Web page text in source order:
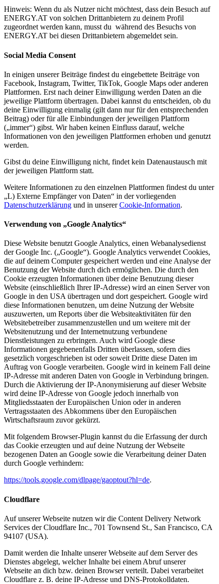
Hinweis: Wenn du als Nutzer nicht möchtest, dass dein Besuch auf
ENERGY.AT von solchen Drittanbietern zu deinem Profil
zugeordnet werden kann, musst du während des Besuchs von
ENERGY.AT bei diesen Drittanbietern abgemeldet sein.
Social Media Consent
In einigen unserer Beiträge findest du eingebettete Beiträge von
Facebook, Instagram, Twitter, TikTok, Google Maps oder anderen
Plattformen. Erst nach deiner Einwilligung werden Daten an die
jeweilige Plattform übertragen. Dabei kannst du entscheiden, ob du
deine Einwilligung einmalig (gilt dann nur für den entsprechenden
Beitrag) oder für alle Einbindungen der jeweiligen Plattform
(„immer“) gibst. Wir haben keinen Einfluss darauf, welche
Informationen von den jeweiligen Plattformen erhoben und genutzt
werden.
Gibst du deine Einwilligung nicht, findet kein Datenaustausch mit
der jeweiligen Plattform statt.
Weitere Informationen zu den einzelnen Plattformen findest du unter
„L) Externe Empfänger von Daten“ in der vorliegenden
Datenschutzerklärung und in unsererCookie-Information.
Verwendung von „Google Analytics“
Diese Website benutzt Google Analytics, einen Webanalysedienst
der Google Inc. („Google“). Google Analytics verwendet Cookies,
die auf deinem Computer gespeichert werden und eine Analyse der
Benutzung der Website durch dich ermöglichen. Die durch den
Cookie erzeugten Informationen über deine Benutzung dieser
Website (einschließlich Ihrer IP-Adresse) wird an einen Server von
Google in den USA übertragen und dort gespeichert. Google wird
diese Informationen benutzen, um deine Nutzung der Website
auszuwerten, um Reports über die Websiteaktivitäten für den
Websitebetreiber zusammenzustellen und um weitere mit der
Websitenutzung und der Internetnutzung verbundene
Dienstleistungen zu erbringen. Auch wird Google diese
Informationen gegebenenfalls Dritten überlassen, sofern dies
gesetzlich vorgeschrieben ist oder soweit Dritte diese Daten im
Auftrag von Google verarbeiten. Google wird in keinem Fall deine
IP-Adresse mit anderen Daten von Google in Verbindung bringen.
Durch die Aktivierung der IP-Anonymisierung auf dieser Website
wird deine IP-Adresse von Google jedoch innerhalb von
Mitgliedsstaaten der Europäischen Union oder in anderen
Vertragsstaaten des Abkommens über den Europäischen
Wirtschaftsraum zuvor gekürzt.
Mit folgendem Browser-Plugin kannst du die Erfassung der durch
das Cookie erzeugten und auf deine Nutzung der Webseite
bezogenen Daten an Google sowie die Verarbeitung deiner Daten
durch Google verhindern:
https://tools.google.com/dlpage/gaoptout?hl=de.
Cloudflare
Auf unserer Webseite nutzen wir die Content Delivery Network
Services der Cloudflare Inc., 701 Townsend St., San Francisco, CA
94107 (USA).
Damit werden die Inhalte unserer Webseite auf dem Server des
Dienstes abgelegt, welcher Inhalte bei einem Abruf unserer
Webseite an dich bzw. deinen Browser verteilt. Dabei verarbeitet
Cloudflare z. B. deine IP-Adresse und DNS-Protokolldaten.